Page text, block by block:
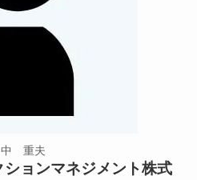
中 重夫
ョンマネジメント株式